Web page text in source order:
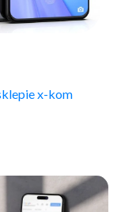
x-kom